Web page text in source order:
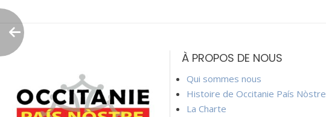
Navigation
de
l’article
À PROPOS DE NOUS
Qui sommes nous
Histoire de Occitanie País Nòstre
La Charte